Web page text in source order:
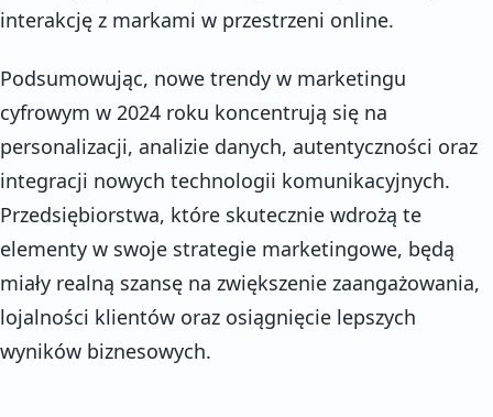
interakcję z markami w przestrzeni online.
Podsumowując, nowe trendy w marketingu
cyfrowym w 2024 roku koncentrują się na
personalizacji, analizie danych, autentyczności oraz
integracji nowych technologii komunikacyjnych.
Przedsiębiorstwa, które skutecznie wdrożą te
elementy w swoje strategie marketingowe, będą
miały realną szansę na zwiększenie zaangażowania,
lojalności klientów oraz osiągnięcie lepszych
wyników biznesowych.